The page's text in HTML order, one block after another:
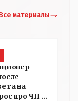
Все материалы
на
про ЧП в